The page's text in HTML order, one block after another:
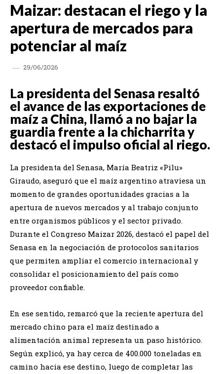
Maizar: destacan el riego y la
apertura de mercados para
potenciar al maíz
29/06/2026
La presidenta del Senasa resaltó
el avance de las exportaciones de
maíz a China, llamó a no bajar la
guardia frente a la chicharrita y
destacó el impulso oficial al riego.
La presidenta del Senasa, María Beatriz «Pilu»
Giraudo, aseguró que el maíz argentino atraviesa un
momento de grandes oportunidades gracias a la
apertura de nuevos mercados y al trabajo conjunto
entre organismos públicos y el sector privado.
Durante el Congreso Maizar 2026, destacó el papel del
Senasa en la negociación de protocolos sanitarios
que permiten ampliar el comercio internacional y
consolidar el posicionamiento del país como
proveedor confiable.
En ese sentido, remarcó que la reciente apertura del
mercado chino para el maíz destinado a
alimentación animal representa un paso histórico.
Según explicó, ya hay cerca de 400.000 toneladas en
camino hacia ese destino, luego de completar las